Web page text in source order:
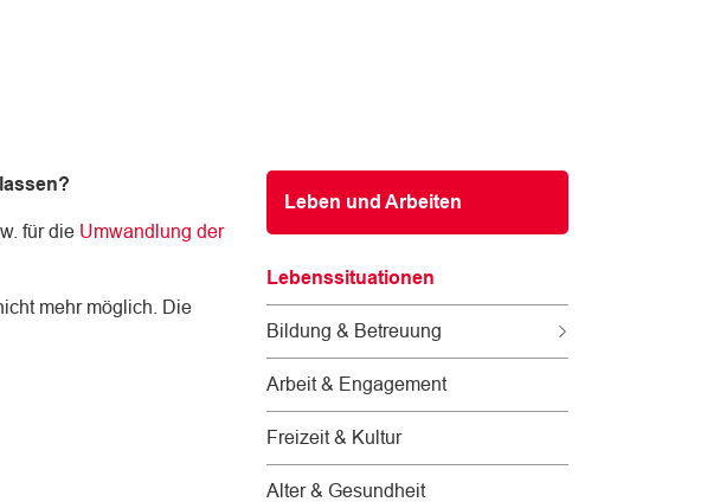
Subnavigation
Leben und Arbeiten
Lebenssituationen
u
g
e
w
Bildung & Betreuung
Arbeit & Engagement
Freizeit & Kultur
Alter & Gesundheit
für die Umwandlung der
Link wird in einem neuen Fenster geöffnet.
mehr möglich. Die